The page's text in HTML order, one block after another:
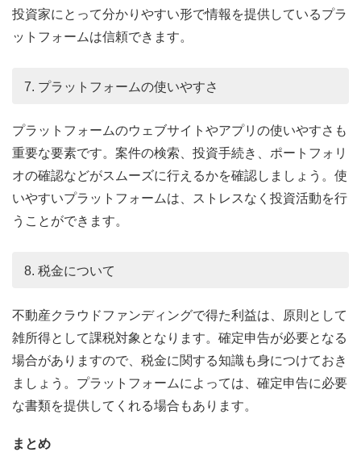
投資家にとって分かりやすい形で情報を提供しているプラ
ットフォームは信頼できます。
7. プラットフォームの使いやすさ
プラットフォームのウェブサイトやアプリの使いやすさも
重要な要素です。案件の検索、投資手続き、ポートフォリ
オの確認などがスムーズに行えるかを確認しましょう。使
いやすいプラットフォームは、ストレスなく投資活動を行
うことができます。
8. 税金について
不動産クラウドファンディングで得た利益は、原則として
雑所得として課税対象となります。確定申告が必要となる
場合がありますので、税金に関する知識も身につけておき
ましょう。プラットフォームによっては、確定申告に必要
な書類を提供してくれる場合もあります。
まとめ